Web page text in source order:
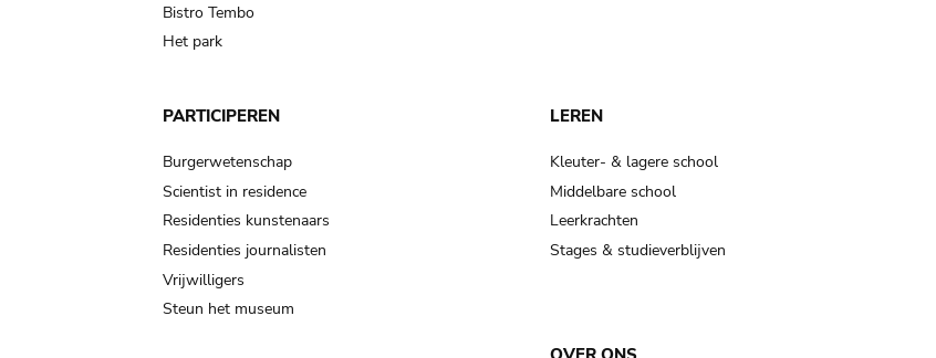
Bistro Tembo
Het park
PARTICIPEREN
Burgerwetenschap
Scientist in residence
Residenties kunstenaars
Residenties journalisten
Vrijwilligers
Steun het museum
LEREN
Kleuter- & lagere school
Middelbare school
Leerkrachten
Stages & studieverblijven